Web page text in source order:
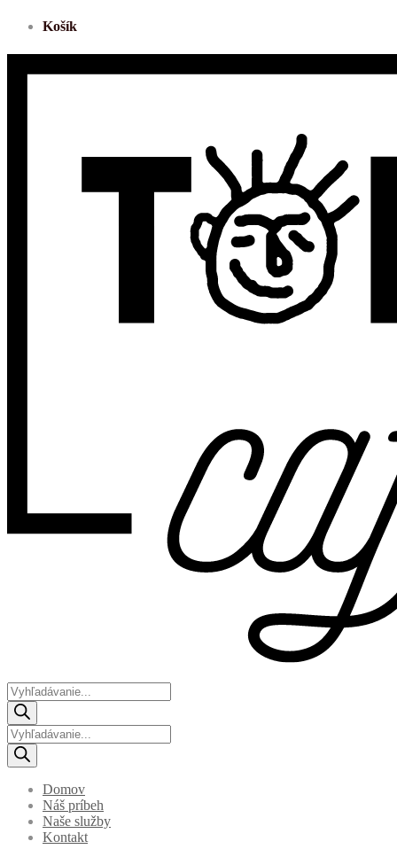
Košík
Products
search
Products
search
Domov
Náš príbeh
Naše služby
Kontakt